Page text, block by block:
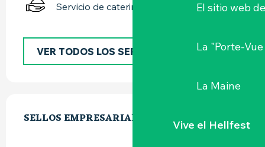
El sitio web
La "Porte-Vue
La Maine
Vive el Hellfest
Servicio de catering
VER TODOS LOS SERVICIOS
SELLOS EMPRESARIALES
SELLOS EMPRESARIALES